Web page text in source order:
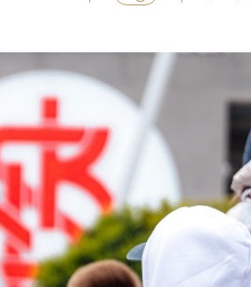
Drużyny Akademii
ŁKS Schools
Staże w Akademii ŁKS
Kontakt